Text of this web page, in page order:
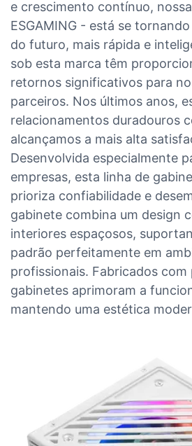
e crescimento contínuo,
ESGAMING - está se
do futuro, mais rápida e
sob esta marca têm
retornos significativos para
parceiros. Nos últimos anos,
relacionamentos duradouros
alcançamos a mais alta
Desenvolvida especialmente
empresas, esta linha de
prioriza confiabilidade e
gabinete combina um design
interiores espaçosos,
padrão perfeitamente em
profissionais. Fabricados com
gabinetes aprimoram a
mantendo uma estética